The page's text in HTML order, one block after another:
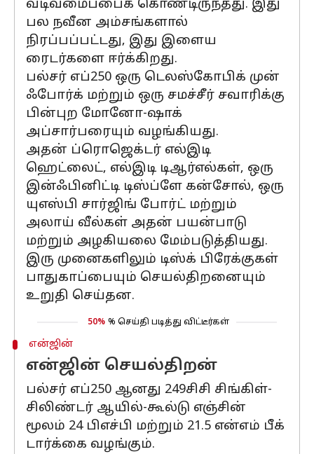
வடிவமைப்பைக் கொண்டிருந்தது. இது
பல நவீன அம்சங்களால்
நிரப்பப்பட்டது, இது இளைய
ரைடர்களை ஈர்க்கிறது.
பல்சர் எப்250 ஒரு டெலஸ்கோபிக் முன்
ஃபோர்க் மற்றும் ஒரு சமச்சீர் சவாரிக்கு
பின்புற மோனோ-ஷாக்
அப்சார்பரையும் வழங்கியது.
அதன் ப்ரொஜெக்டர் எல்இடி
ஹெட்லைட், எல்இடி டிஆர்எல்கள், ஒரு
இன்ஃபினிட்டி டிஸ்ப்ளே கன்சோல், ஒரு
யுஎஸ்பி சார்ஜிங் போர்ட் மற்றும்
அலாய் வீல்கள் அதன் பயன்பாடு
மற்றும் அழகியலை மேம்படுத்தியது.
இரு முனைகளிலும் டிஸ்க் பிரேக்குகள்
பாதுகாப்பையும் செயல்திறனையும்
உறுதி செய்தன.
50% % செய்தி படித்து விட்டீர்கள்
என்ஜின்
என்ஜின் செயல்திறன்
பல்சர் எப்250 ஆனது 249சிசி சிங்கிள்-
சிலிண்டர் ஆயில்-கூல்டு எஞ்சின்
மூலம் 24 பிஎச்பி மற்றும் 21.5 என்எம் பீக்
டார்க்கை வழங்கும்.